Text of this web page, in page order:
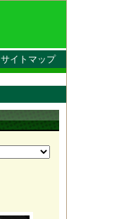
サイトマップ